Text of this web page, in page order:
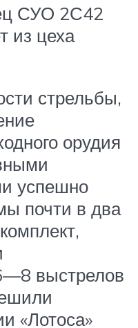
СУО 2С42
из цеха
стрельбы,
орудия
успешно
почти в два
выстрелов
«Лотоса»